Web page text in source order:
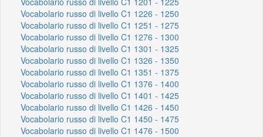
Vocabolario russo di livello C1 1226 - 1250
Vocabolario russo di livello C1 1251 - 1275
Vocabolario russo di livello C1 1276 - 1300
Vocabolario russo di livello C1 1301 - 1325
Vocabolario russo di livello C1 1326 - 1350
Vocabolario russo di livello C1 1351 - 1375
Vocabolario russo di livello C1 1376 - 1400
Vocabolario russo di livello C1 1401 - 1425
Vocabolario russo di livello C1 1426 - 1450
Vocabolario russo di livello C1 1450 - 1475
Vocabolario russo di livello C1 1476 - 1500